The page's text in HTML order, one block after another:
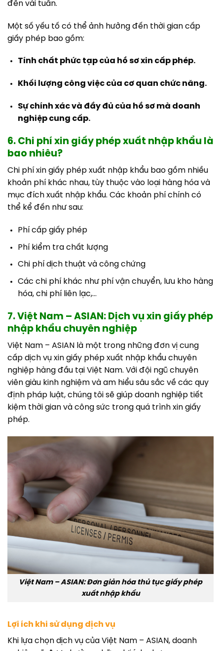
đến vài tuần.
Một số yếu tố có thể ảnh hưởng đến thời gian cấp
giấy phép bao gồm:
Tính chất phức tạp của hồ sơ xin cấp phép.
Khối lượng công việc của cơ quan chức năng.
Sự chính xác và đầy đủ của hồ sơ mà doanh
nghiệp cung cấp.
6. Chi phí xin giấy phép xuất nhập khẩu là
bao nhiêu?
Chi phí xin giấy phép xuất nhập khẩu bao gồm nhiều
khoản phí khác nhau, tùy thuộc vào loại hàng hóa và
mục đích xuất nhập khẩu. Các khoản phí chính có
thể kể đến như sau:
Phí cấp giấy phép
Phí kiểm tra chất lượng
Chi phí dịch thuật và công chứng
Các chi phí khác như phí vận chuyển, lưu kho hàng
hóa, chi phí liên lạc,…
7. Việt Nam – ASIAN: Dịch vụ xin giấy phép
nhập khẩu chuyên nghiệp
Việt Nam – ASIAN là một trong những đơn vị cung
cấp dịch vụ xin giấy phép xuất nhập khẩu chuyên
nghiệp hàng đầu tại Việt Nam. Với đội ngũ chuyên
viên giàu kinh nghiệm và am hiểu sâu sắc về các quy
định pháp luật, chúng tôi sẽ giúp doanh nghiệp tiết
kiệm thời gian và công sức trong quá trình xin giấy
phép.
Việt Nam – ASIAN: Đơn giản hóa thủ tục giấy phép
xuất nhập khẩu
Lợi ích khi sử dụng dịch vụ
Khi lựa chọn dịch vụ của Việt Nam – ASIAN, doanh